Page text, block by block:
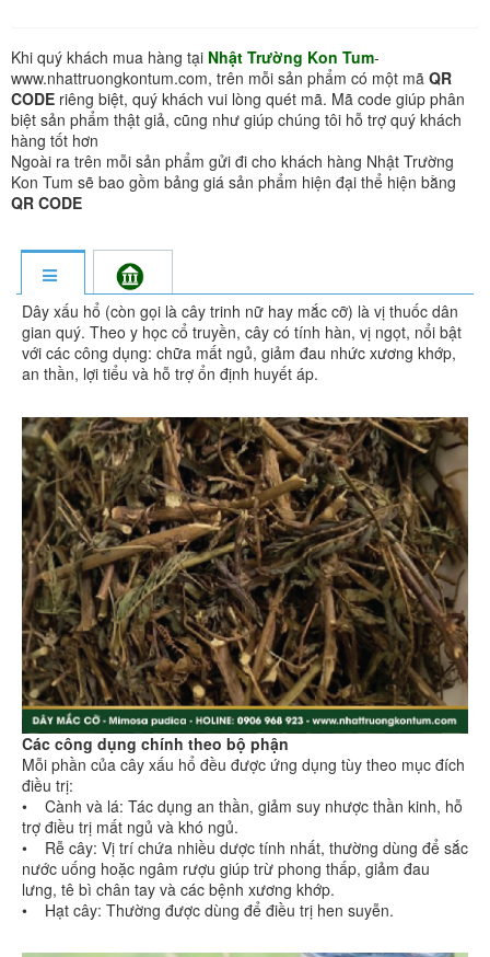
Khi quý khách mua hàng tại Nhật Trường Kon Tum-
www.nhattruongkontum.com, trên mỗi sản phẩm có một mã QR
CODE riêng biệt, quý khách vui lòng quét mã. Mã code giúp phân
biệt sản phẩm thật giả, cũng như giúp chúng tôi hỗ trợ quý khách
hàng tốt hơn
Ngoài ra trên mỗi sản phẩm gửi đi cho khách hàng Nhật Trường
Kon Tum sẽ bao gồm bảng giá sản phẩm hiện đại thể hiện bằng
QR CODE
Dây xấu hổ (còn gọi là cây trinh nữ hay mắc cỡ) là vị thuốc dân
gian quý. Theo y học cổ truyền, cây có tính hàn, vị ngọt, nổi bật
với các công dụng: chữa mất ngủ, giảm đau nhức xương khớp,
an thần, lợi tiểu và hỗ trợ ổn định huyết áp.
Các công dụng chính theo bộ phận
Mỗi phần của cây xấu hổ đều được ứng dụng tùy theo mục đích
điều trị:
• Cành và lá: Tác dụng an thần, giảm suy nhược thần kinh, hỗ
trợ điều trị mất ngủ và khó ngủ.
• Rễ cây: Vị trí chứa nhiều dược tính nhất, thường dùng để sắc
nước uống hoặc ngâm rượu giúp trừ phong thấp, giảm đau
lưng, tê bì chân tay và các bệnh xương khớp.
• Hạt cây: Thường được dùng để điều trị hen suyễn.